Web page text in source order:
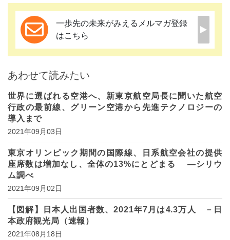
一歩先の未来がみえるメルマガ登録
はこちら
あわせて読みたい
世界に選ばれる空港へ、新東京航空局長に聞いた航空
行政の最前線、グリーン空港から先進テクノロジーの
導入まで
2021年09月03日
東京オリンピック期間の国際線、日系航空会社の提供
座席数は増加なし、全体の13%にとどまる —シリウ
ム調べ
2021年09月02日
【図解】日本人出国者数、2021年7月は4.3万人 －日
本政府観光局（速報）
2021年08月18日